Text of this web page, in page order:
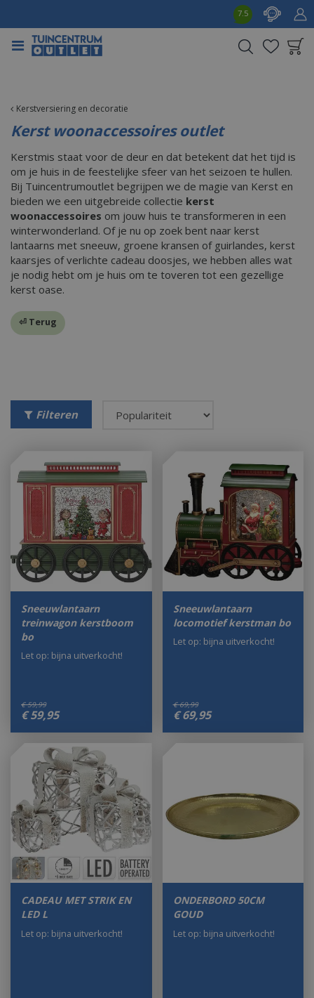
Kerstversiering en decoratie
7.5
Kerst woonaccessoires outlet
Kerstmis staat voor de deur en dat betekent dat het tijd is
om je huis in de feestelijke sfeer van het seizoen te hullen.
Bij Tuincentrumoutlet begrijpen we de magie van Kerst en
bieden we een uitgebreide collectie kerst
woonaccessoires om jouw huis te transformeren in een
winterwonderland. Of je nu op zoek bent naar kerst
lantaarns met sneeuw, groene kransen of guirlandes, kerst
kaarsjes of verlichte cadeau doosjes, we hebben alles wat
je nodig hebt om je huis om te toveren tot een gezellige
kerst oase.
⏎ Terug
Filteren
Sneeuwlantaarn
treinwagon kerstboom
bo
€ 59,99
€ 59,95
Let op: bijna uitverkocht!
Sneeuwlantaarn
locomotief kerstman bo
€ 69,99
€ 69,95
Let op: bijna uitverkocht!
CADEAU MET STRIK EN
LED L
Let op: bijna uitverkocht!
ONDERBORD 50CM
GOUD
Let op: bijna uitverkocht!